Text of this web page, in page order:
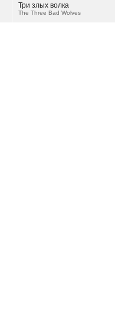
Три злых волка
The Three Bad Wolves